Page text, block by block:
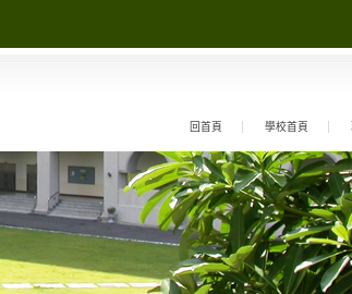
回首頁 學校首頁